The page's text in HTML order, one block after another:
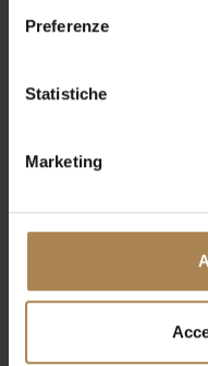
Preferenze
Statistiche
Marketing
Assicurati
l'offerta
PROMO
prepagata con